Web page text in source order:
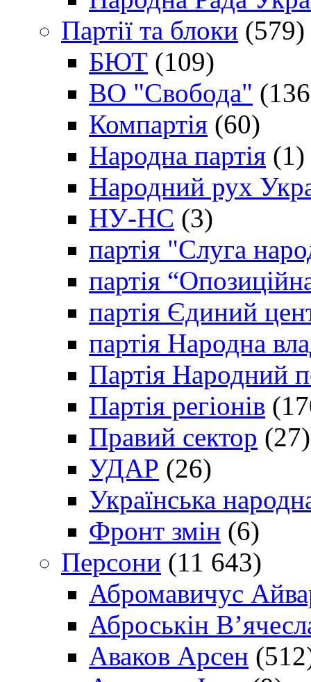
Партії та блоки (579)
БЮТ (109)
ВО "Свобода"
Компартія (60)
Народна партія (1)
Народний рух
НУ-НС (3)
партія "Слуга
партія
партія Єдиний
партія Народна
Партія Народний
Партія регіонів
Правий сектор (27)
УДАР (26)
Українська
Фронт змін (6)
Персони (11 643)
Абромавичус
Аброськін
Аваков Арсен